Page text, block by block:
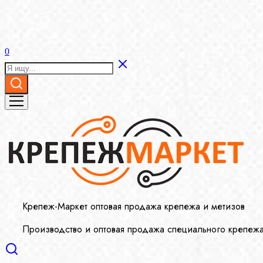
0
Крепеж-Маркет оптовая продажа крепежа и метизов
Производство и оптовая продажа специального